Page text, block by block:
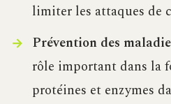
limiter les attaques de
Prévention des
rôle important dans la
protéines et enzymes